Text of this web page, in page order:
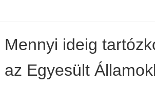
Mennyi ideig
az Egyesült